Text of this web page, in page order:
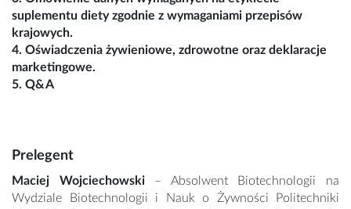
suplementu diety zgodnie z wymaganiami przepisów
krajowych.
4. Oświadczenia żywieniowe, zdrowotne oraz deklaracje
marketingowe.
5. Q&A
Prelegent
Maciej Wojciechowski – Absolwent Biotechnologii na
Wydziale Biotechnologii i Nauk o Żywności Politechniki